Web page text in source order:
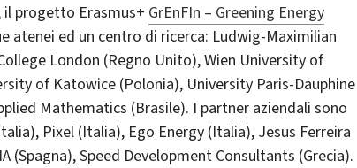
il progetto Erasmus+ GrEnFIn – Greening Energy
atenei ed un centro di ricerca: Ludwig-Maximilian
London (Regno Unito), Wien University of
of Katowice (Polonia), University Paris-Dauphine
Mathematics (Brasile). I partner aziendali sono
Pixel (Italia), Ego Energy (Italia), Jesus Ferreira
(Spagna), Speed Development Consultants (Grecia).